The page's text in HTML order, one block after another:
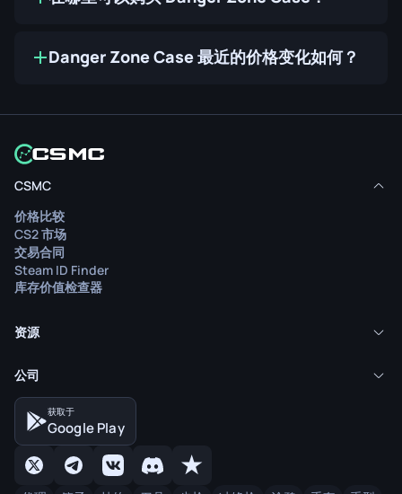
Danger Zone Case 最近的价格变化如何？
CSMC
价格比较
CS2 市场
交易合同
Steam ID Finder
库存价值检查器
资源
公司
获取于
Google Play